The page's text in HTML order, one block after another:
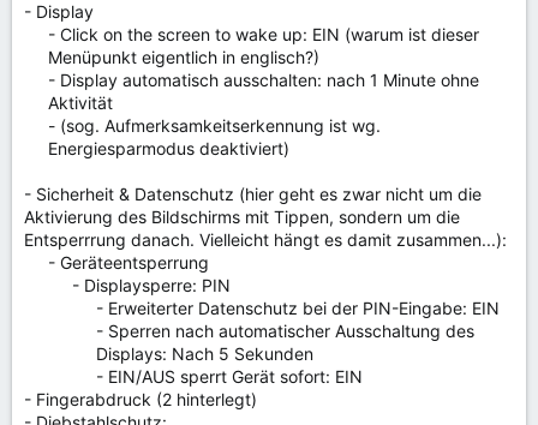
- Display
- Click on the screen to wake up: EIN (warum ist dieser
Menüpunkt eigentlich in englisch?)​
- Display automatisch ausschalten: nach 1 Minute ohne
Aktivität​
- (sog. Aufmerksamkeitserkennung ist wg.
Energiesparmodus deaktiviert)​
- Sicherheit & Datenschutz (hier geht es zwar nicht um die
Aktivierung des Bildschirms mit Tippen, sondern um die
Entsperrrung danach. Vielleicht hängt es damit zusammen...):
- Geräteentsperrung​
- Displaysperre: PIN​
- Erweiterter Datenschutz bei der PIN-Eingabe: EIN​
- Sperren nach automatischer Ausschaltung des
Displays: Nach 5 Sekunden​
- EIN/AUS sperrt Gerät sofort: EIN​
- Fingerabdruck (2 hinterlegt)